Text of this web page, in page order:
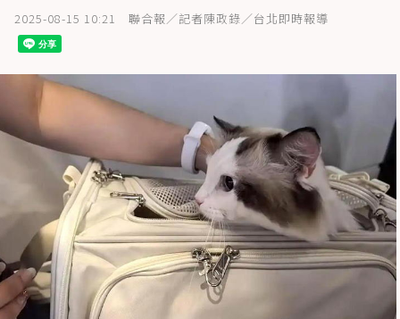
2025-08-15 10:21 聯合報／記者陳政錄／台北即時報導